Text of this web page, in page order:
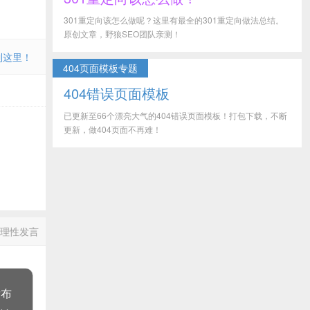
里！
性发言
301重定向该怎么做呢？这里有最全的301重定向做法总结。
原创文章，野狼SEO团队亲测！
404页面模板专题
404错误页面模板
已更新至66个漂亮大气的404错误页面模板！打包下载，不断
更新，做404页面不再难！